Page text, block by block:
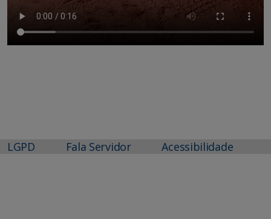
LGPD Fala Servidor Acessibilidade